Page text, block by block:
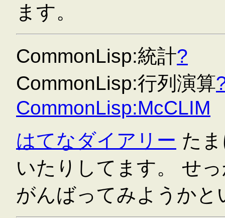
ます。
CommonLisp:統計?
CommonLisp:行列演算
CommonLisp:McCLIM
はてなダイアリー た
いたりしてます。 せ
がんばってみようかと